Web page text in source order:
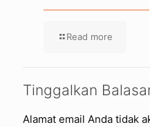
Read more
Tinggalkan
Alamat email Anda tidak